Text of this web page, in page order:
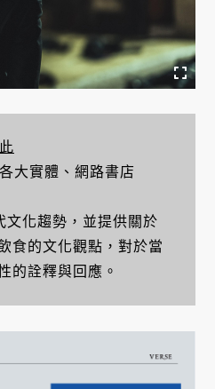
大實體、網路書店
文化趨勢，並提供關於
食的文化觀點，對於當
的詮釋與回應。